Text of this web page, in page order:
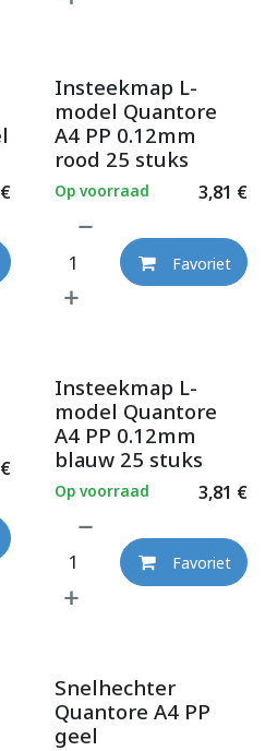
€
Insteekmap L-
model Quantore
A4 PP 0.12mm
rood 25 stuks
3,81 €
Op voorraad
Favoriet
Insteekmap L-
model Quantore
A4 PP 0.12mm
blauw 25 stuks
3,81 €
Op voorraad
Favoriet
Snelhechter
Quantore A4 PP
geel